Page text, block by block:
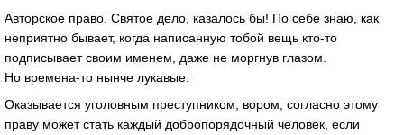
Авторское право. Святое дело, казалось бы! По себе знаю, как
неприятно бывает, когда написанную тобой вещь кто-то
подписывает своим именем, даже не моргнув глазом.
Но времена-то нынче лукавые.
Оказывается уголовным преступником, вором, согласно этому
праву может стать каждый добропорядочный человек, если